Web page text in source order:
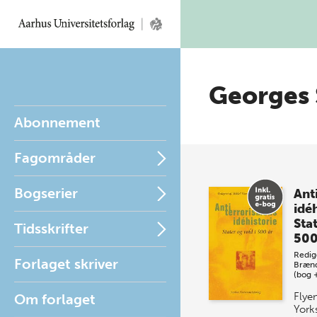
Abonnement
Fagområder
Bogserier
Tidsskrifter
Forlaget skriver
Om forlaget
Georges
(bog